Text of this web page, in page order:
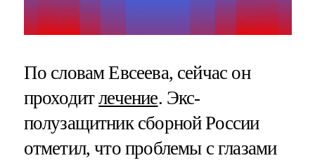
По словам Евсеева, сейчас он
проходитлечение. Экс-
полузащитник сборной России
отметил, что проблемы с глазами